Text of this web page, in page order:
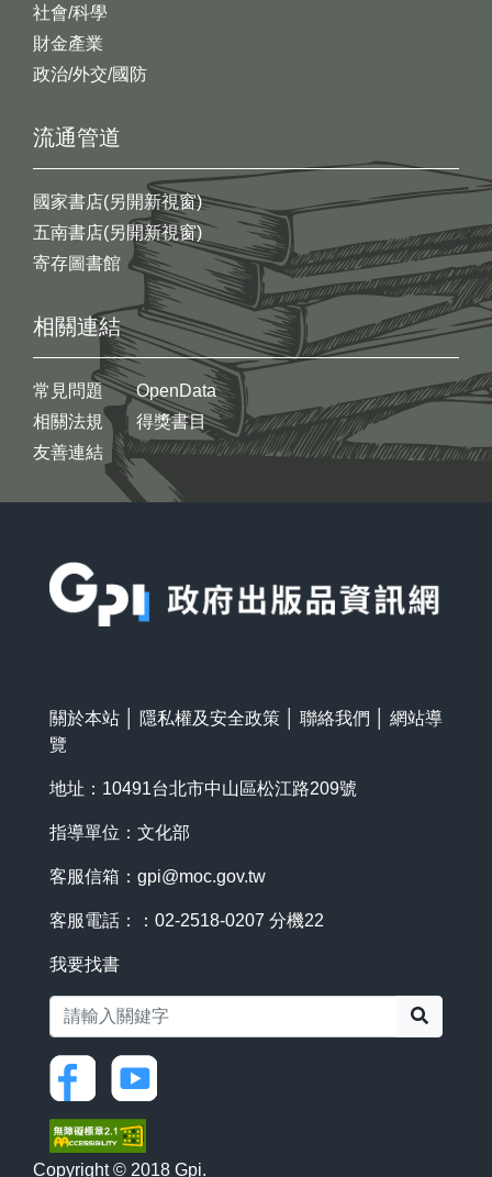
社會/科學
財金產業
政治/外交/國防
流通管道
國家書店(另開新視窗)
五南書店(另開新視窗)
寄存圖書館
相關連結
常見問題
相關法規
友善連結
OpenData
得獎書目
關於本站 隱私權及安全政策 聯絡我們
網站導
覽
地址：10491台北市中山區松江路209號
指導單位：文化部
客服信箱： gpi@moc.gov.tw
客服電話：：02-2518-0207 分機22
我要找書
Copyright © 2018 Gpi.